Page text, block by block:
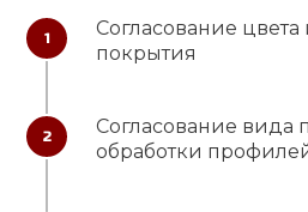
1
Согласование
покрытия
2
Согласование вида
обработки